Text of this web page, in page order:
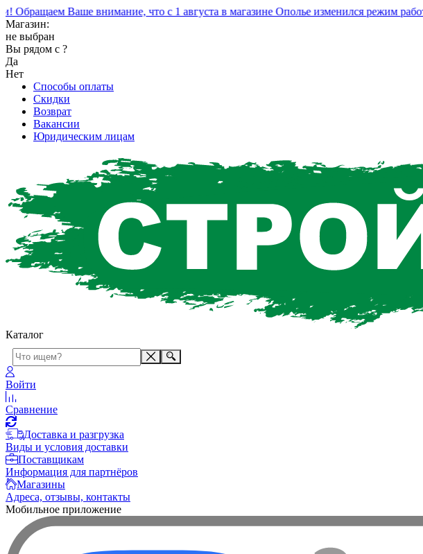
Ваше внимание, что с 1 августа в магазине Ополье изменился режим работы.
Магазин:
не выбран
Вы рядом с ?
Да
Нет
Способы оплаты
Скидки
Возврат
Вакансии
Юридическим лицам
Каталог
Войти
Сравнение
Доставка и разгрузка
Виды и условия доставки
Поставщикам
Информация для партнёров
Магазины
Адреса, отзывы, контакты
Мобильное приложение